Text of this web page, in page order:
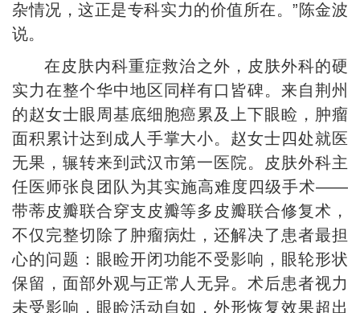
杂情况，这正是专科实力的价值所在。”陈金波
说。
在皮肤内科重症救治之外，皮肤外科的硬
实力在整个华中地区同样有口皆碑。来自荆州
的赵女士眼周基底细胞癌累及上下眼睑，肿瘤
面积累计达到成人手掌大小。赵女士四处就医
无果，辗转来到武汉市第一医院。皮肤外科主
任医师张良团队为其实施高难度四级手术——
带蒂皮瓣联合穿支皮瓣等多皮瓣联合修复术，
不仅完整切除了肿瘤病灶，还解决了患者最担
心的问题：眼睑开闭功能不受影响，眼轮形状
保留，面部外观与正常人无异。术后患者视力
未受影响，眼睑活动自如，外形恢复效果超出